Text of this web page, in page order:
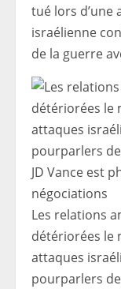
tué lors d’une
israélienne
de la guerre
Les relations
détériorées le
attaques
pourparlers de